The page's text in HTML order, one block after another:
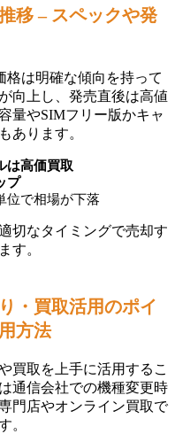
移 – スペックや発
格は明確な傾向を持って
向上し、発売直後は高値
量やSIMフリー版かキャ
あります。
は高価買取
プ
位で相場が下落
切なタイミングで売却す
す。
・買取活用のポイ
方法
買取を上手に活用するこ
通信会社での機種変更時
門店やオンライン買取で
。